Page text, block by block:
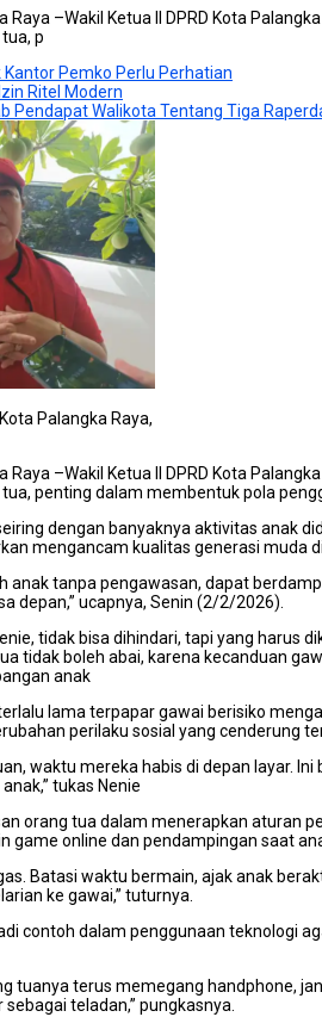
Raya –Wakil Ketua II DPRD Kota
p
Pemko Perlu Perhatian
Ritel Modern
Pendapat Walikota Tentang Tiga
Palangka Raya,
Raya –Wakil Ketua II DPRD Kota
penting dalam membentuk pola
dengan banyaknya aktivitas anak
mengancam kualitas generasi muda
anak tanpa pengawasan, dapat
depan,” ucapnya, Senin (2/2/2026).
tidak bisa dihindari, tapi yang harus
tidak boleh abai, karena kecanduan
anak
lama terpapar gawai berisiko
perilaku sosial yang cenderung
waktu mereka habis di depan layar.
tukas Nenie
orang tua dalam menerapkan aturan
game online dan pendampingan saat
Batasi waktu bermain, ajak anak
ke gawai,” tuturnya.
contoh dalam penggunaan teknologi
tuanya terus memegang handphone,
teladan,” pungkasnya.